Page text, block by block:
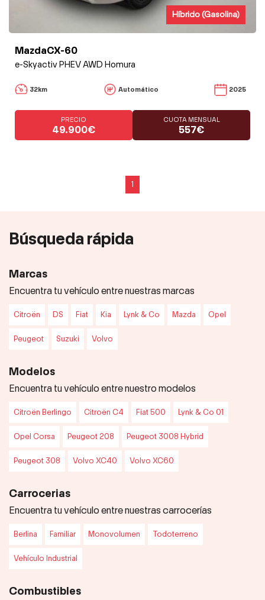
Híbrido (Gasolina)
MazdaCX-60
e-Skyactiv PHEV AWD Homura
32km Automático 2025
PRECIO
49.900€
CUOTA MENSUAL
557€
1
Búsqueda rápida
Marcas
Encuentra tu vehículo entre nuestras marcas
Citroën DS Fiat Kia Lynk & Co Mazda Opel
Peugeot Suzuki Volvo
Modelos
Encuentra tu vehículo entre nuestro modelos
Citroën Berlingo Citroën C4 Fiat 500 Lynk & Co 01
Opel Corsa Peugeot 208 Peugeot 3008 Hybrid
Peugeot 308 Volvo XC40 Volvo XC60
Carrocerias
Encuentra tu vehículo entre nuestras carrocerías
Berlina Familiar Monovolumen Todoterreno
Vehículo Industrial
Combustibles